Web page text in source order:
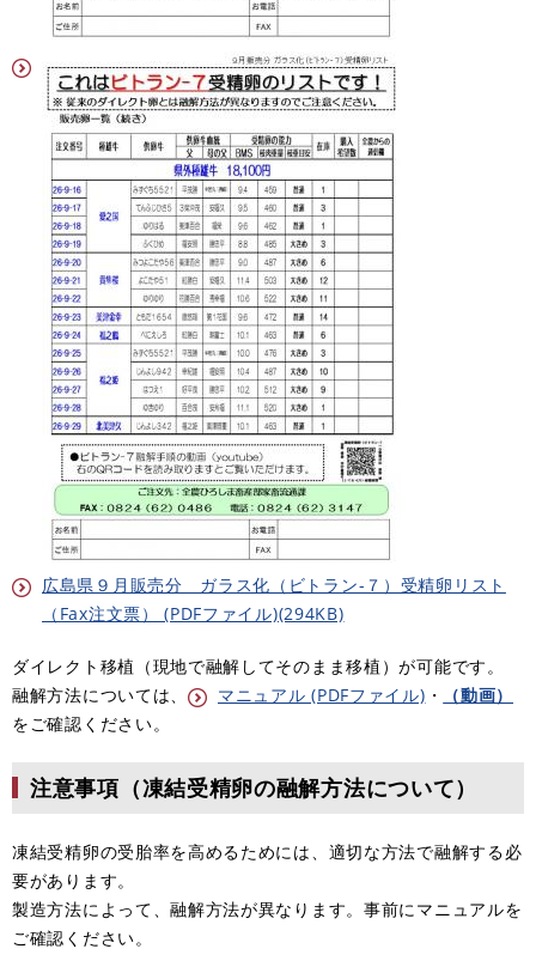
広島県９月販売分 ガラス化（ビトラン-７）受精卵リスト
（Fax注文票） (PDFファイル)(294KB)
ダイレクト移植（現地で融解してそのまま移植）が可能です。
融解方法については、
マニュアル (PDFファイル) ・
（動画）
をご確認ください。
注意事項（凍結受精卵の融解方法について）
凍結受精卵の受胎率を高めるためには、適切な方法で融解する必
要があります。
製造方法によって、融解方法が異なります。事前にマニュアルを
ご確認ください。